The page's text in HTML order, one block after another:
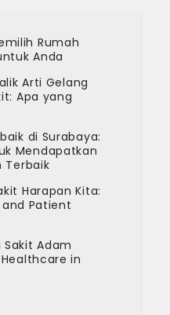
Rumah
Anda
Arti Gelang
Apa yang
di Surabaya:
Mendapatkan
Terbaik
Harapan Kita:
Patient
Sakit Adam
in